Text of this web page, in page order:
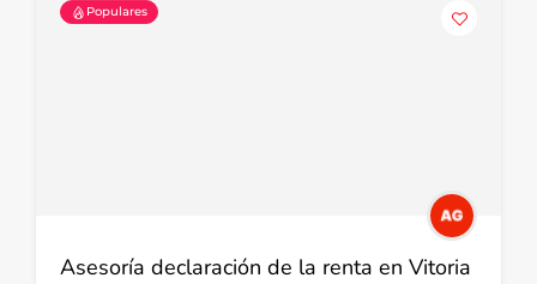
Populares
Asesoría declaración de la renta en Vitoria